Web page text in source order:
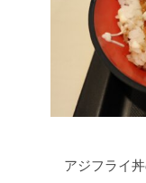
アジフライ丼